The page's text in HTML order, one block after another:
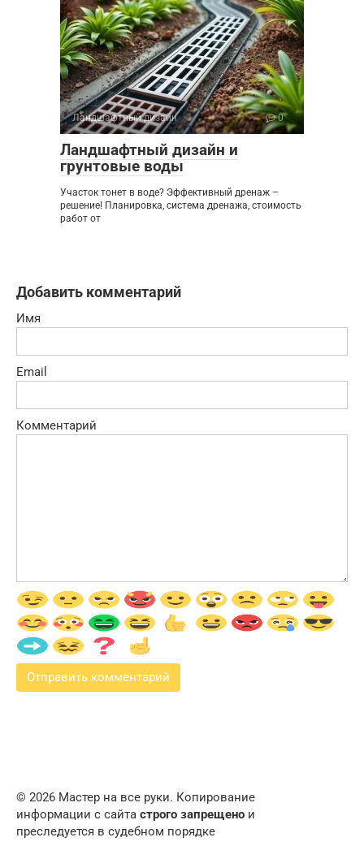
Ландшафтный дизайн 0
Ландшафтный дизайн и
грунтовые воды
Участок тонет в воде? Эффективный дренаж –
решение! Планировка, система дренажа, стоимость
работ от
Добавить комментарий
Имя
Email
Комментарий
© 2026 Мастер на все руки. Копирование
информации с сайта строго запрещено и
преследуется в судебном порядке